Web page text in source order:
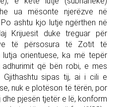
ua mësonte njerëzve në
ashtu kjo lutje ngërthen në
Krijuesit duke treguar për
të përsosura të Zotit të
lutja orientuese, ka më tepër
që bën robi, e mes
sipas tij, ai i cili e
nuk e plotëson të tërën, por
pjesën tjetër e lë, konform